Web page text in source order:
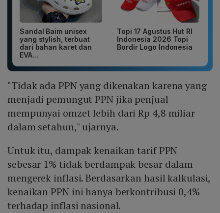
Sandal Baim unisex
yang stylish, terbuat
dari bahan karet dan
EVA...
Topi 17 Agustus Hut RI
Indonesia 2026 Topi
Bordir Logo Indonesia
"Tidak ada PPN yang dikenakan karena yang
menjadi pemungut PPN jika penjual
mempunyai omzet lebih dari Rp 4,8 miliar
dalam setahun," ujarnya.
Untuk itu, dampak kenaikan tarif PPN
sebesar 1% tidak berdampak besar dalam
mengerek inflasi. Berdasarkan hasil kalkulasi,
kenaikan PPN ini hanya berkontribusi 0,4%
terhadap inflasi nasional.